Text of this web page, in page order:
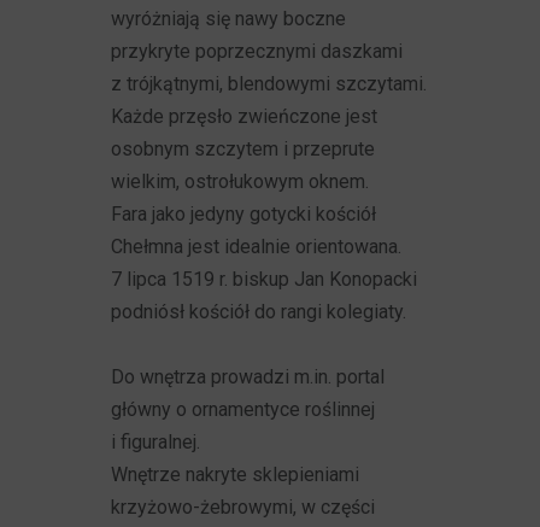
wyróżniają się nawy boczne
przykryte poprzecznymi daszkami
z trójkątnymi, blendowymi szczytami.
Każde przęsło zwieńczone jest
osobnym szczytem i przeprute
wielkim, ostrołukowym oknem.
Fara jako jedyny gotycki kościół
Chełmna jest idealnie orientowana.
7 lipca 1519 r. biskup Jan Konopacki
podniósł kościół do rangi kolegiaty.
Do wnętrza prowadzi m.in. portal
główny o ornamentyce roślinnej
i figuralnej.
Wnętrze nakryte sklepieniami
krzyżowo-żebrowymi, w części